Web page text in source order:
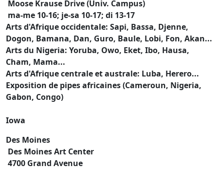
Moose Krause Drive (Univ. Campus)
ma-me 10-16; je-sa 10-17; di 13-17
Arts d'Afrique occidentale: Sapi, Bassa, Djenne,
Dogon, Bamana, Dan, Guro, Baule, Lobi, Fon, Akan...
Arts du Nigeria: Yoruba, Owo, Eket, Ibo, Hausa,
Cham, Mama...
Arts d'Afrique centrale et australe: Luba, Herero...
Exposition de pipes africaines (Cameroun, Nigeria,
Gabon, Congo)
Iowa
Des Moines
Des Moines Art Center
4700 Grand Avenue